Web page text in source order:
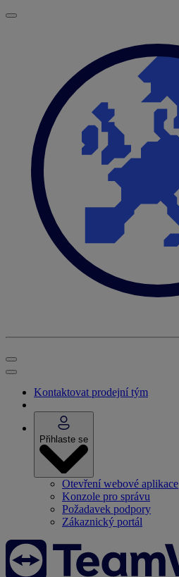
Kontaktovat prodejní tým
Přihlaste se
Otevření webové aplikace
Konzole pro správu
Požadavek podpory
Zákaznický portál